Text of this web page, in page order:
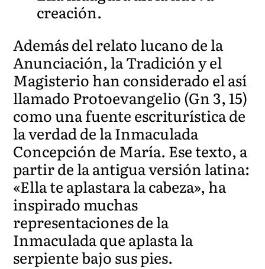
creación.
Además del relato lucano de la
Anunciación, la Tradición y el
Magisterio han considerado el así
llamado Protoevangelio (Gn 3, 15)
como una fuente escriturística de
la verdad de la Inmaculada
Concepción de María. Ese texto, a
partir de la antigua versión latina:
«Ella te aplastara la cabeza», ha
inspirado muchas
representaciones de la
Inmaculada que aplasta la
serpiente bajo sus pies.